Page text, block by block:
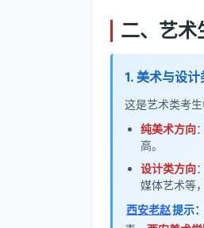
二、艺术
1. 美术与设计
这是艺术类考
纯美术方向
高。
设计类方向
媒体艺术等
西安老赵提示：